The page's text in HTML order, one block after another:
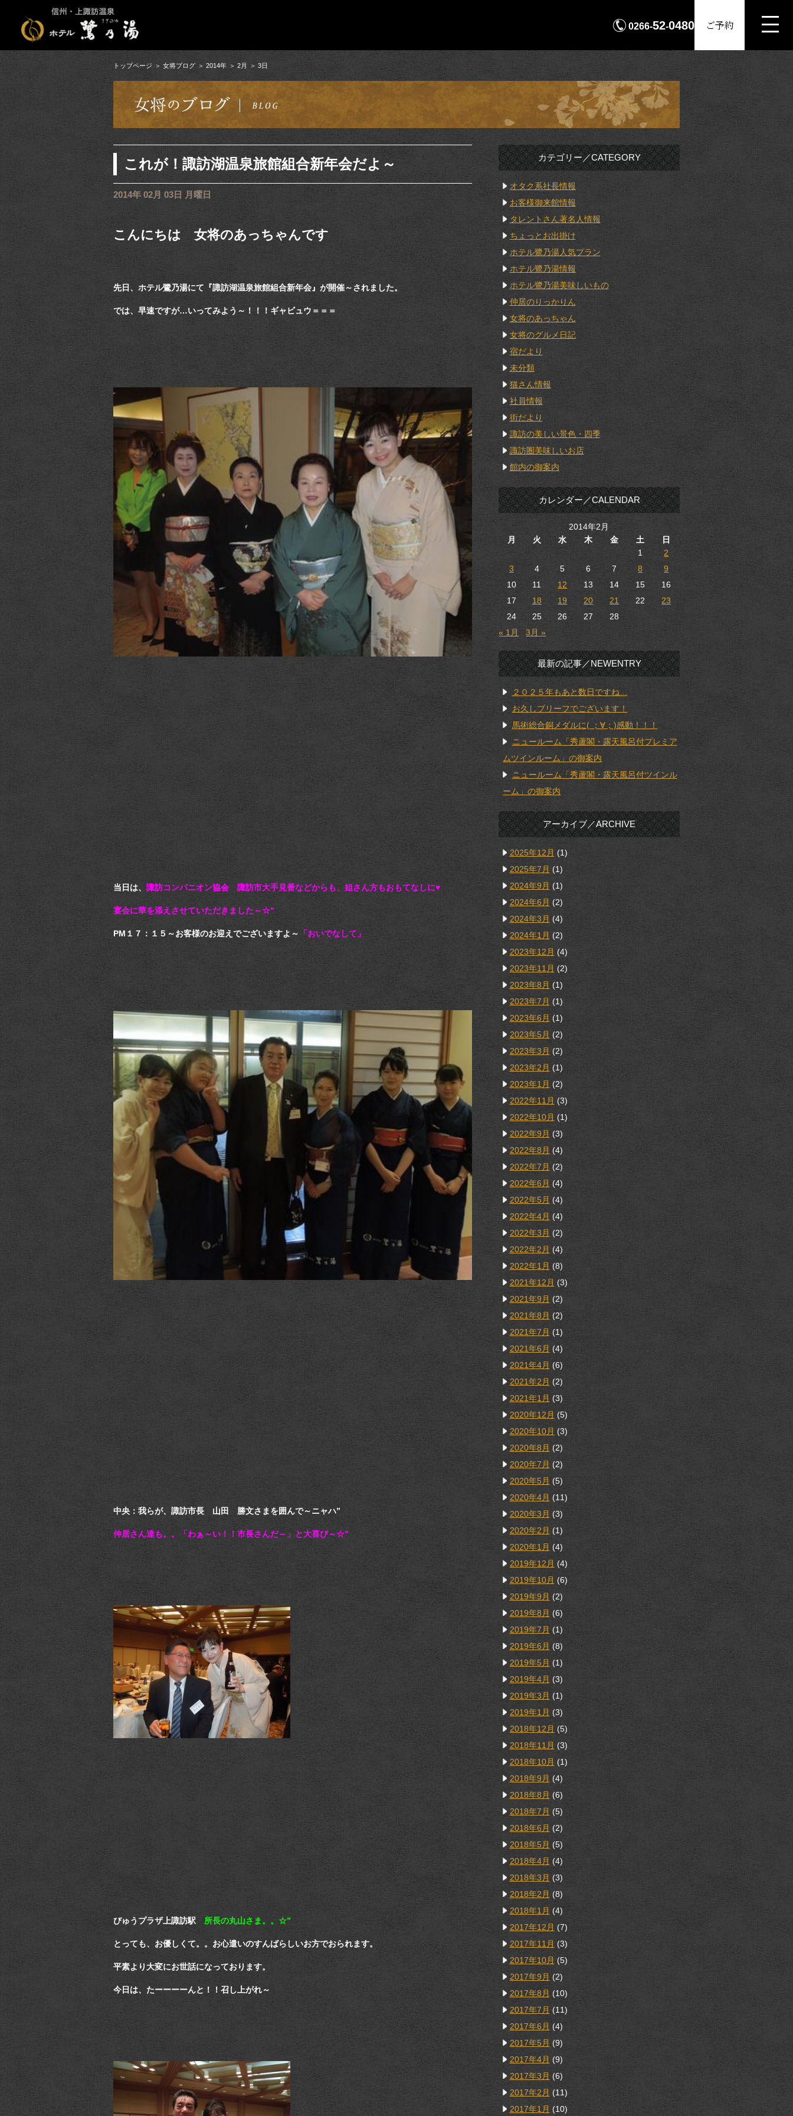
0266-52-0480 ご予約
トップページ 女将ブログ 2014年 2月 3日
これが！諏訪湖温泉旅館組合新年会だよ～
2014年 02月 03日 月曜日
こんにちは 女将のあっちゃんです
先日、ホテル鷺乃湯にて『諏訪湖温泉旅館組合新年会』が開催～されました。
では、早速ですが…いってみよう～！！！ギャビュウ＝＝＝
当日は、諏訪コンパニオン協会 諏訪市大手見番などからも、姐さん方もおもてなしに♥
宴会に華を添えさせていただきました～☆”
PM１７：１５～お客様のお迎えでございますよ～ 「おいでなして」
中央：我らが、諏訪市長 山田 勝文さまを囲んで～ニャハ”
仲居さん達も。。「わぁ～い！！市長さんだ～」と大喜び～☆”
びゅうプラザ上諏訪駅 所長の丸山さま。。☆”
とっても、お優しくて。。お心遣いのすんばらしいお方でおられます。
平素より大変にお世話になっております。
今日は、たーーーーんと！！召し上がれ～
カテゴリー／CATEGORY
オタク系社長情報
お客様御来館情報
タレントさん著名人情報
ちょっとお出掛け
ホテル鷺乃湯人気プラン
ホテル鷺乃湯情報
ホテル鷺乃湯美味しいもの
仲居のりっかりん
女将のあっちゃん
女将のグルメ日記
宿だより
未分類
猫さん情報
社員情報
街だより
諏訪の美しい景色・四季
諏訪圏美味しいお店
館内の御案内
カレンダー／CALENDAR
2014年2月
月
火 水 木 金 土
日
1
2
3
4 5 6 7 8
9
10
11 12 13 14 15
16
17
18 19 20 21 22
23
24
25 26 27
28
« 1月
3月 »
最新の記事／NEWENTRY
２０２５年もあと数日ですね…
お久しブリーフでございます！
馬術総合銅メダルに( ；∀；)感動！！！
ニュールーム「秀蘆閣・露天風呂付プレミア
ムツインルーム」の御案内
ニュールーム「秀蘆閣・露天風呂付ツインル
ーム」の御案内
アーカイブ／ARCHIVE
2025年12月 (1)
2025年7月 (1)
2024年9月 (1)
2024年6月 (2)
2024年3月 (4)
2024年1月 (2)
2023年12月 (4)
2023年11月 (2)
2023年8月 (1)
2023年7月 (1)
2023年6月 (1)
2023年5月 (2)
2023年3月 (2)
2023年2月 (1)
2023年1月 (2)
2022年11月 (3)
2022年10月(1)
2022年9月 (3)
2022年8月 (4)
2022年7月 (2)
2022年6月 (4)
2022年5月 (4)
2022年4月 (4)
2022年3月 (2)
2022年2月 (4)
2022年1月 (8)
2021年12月 (3)
2021年9月 (2)
2021年8月 (2)
2021年7月 (1)
2021年6月 (4)
2021年4月 (6)
2021年2月 (2)
2021年1月 (3)
2020年12月 (5)
2020年10月 (3)
2020年8月 (2)
2020年7月 (2)
2020年5月 (5)
2020年4月 (11)
2020年3月 (3)
2020年2月 (1)
2020年1月 (4)
2019年12月 (4)
2019年10月 (6)
2019年9月 (2)
2019年8月 (6)
2019年7月 (1)
2019年6月 (8)
2019年5月 (1)
2019年4月 (3)
2019年3月 (1)
2019年1月 (3)
2018年12月 (5)
2018年11月 (3)
2018年10月 (1)
2018年9月 (4)
2018年8月 (6)
2018年7月 (5)
2018年6月 (2)
2018年5月 (5)
2018年4月 (4)
2018年3月 (3)
2018年2月 (8)
2018年1月 (4)
2017年12月 (7)
2017年11月 (3)
2017年10月 (5)
2017年9月 (2)
2017年8月 (10)
2017年7月 (11)
2017年6月 (4)
2017年5月 (9)
2017年4月 (9)
2017年3月 (6)
2017年2月 (11)
2017年1月 (10)